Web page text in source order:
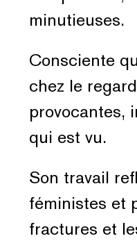
minutieuses.
Consciente
chez le
provocantes,
qui est vu.
Son travail
féministes et
fractures et